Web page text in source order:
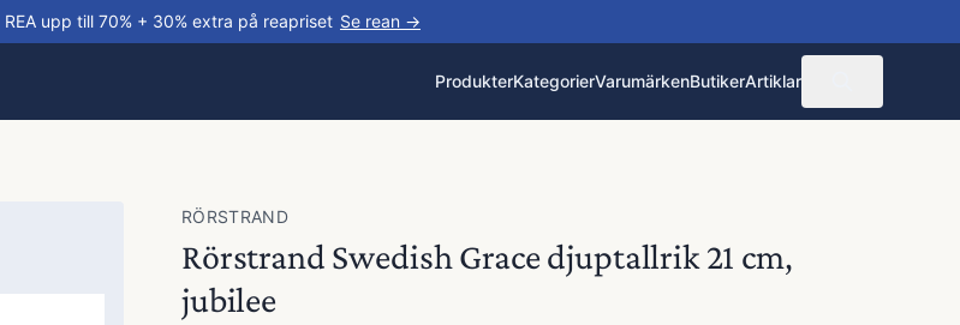
REA upp till 70% + 30% extra på reapriset Se rean →
ProdukterKategorierVarumärkenButikerArtiklar
RÖRSTRAND
Rörstrand Swedish Grace djuptallrik 21 cm,
jubilee